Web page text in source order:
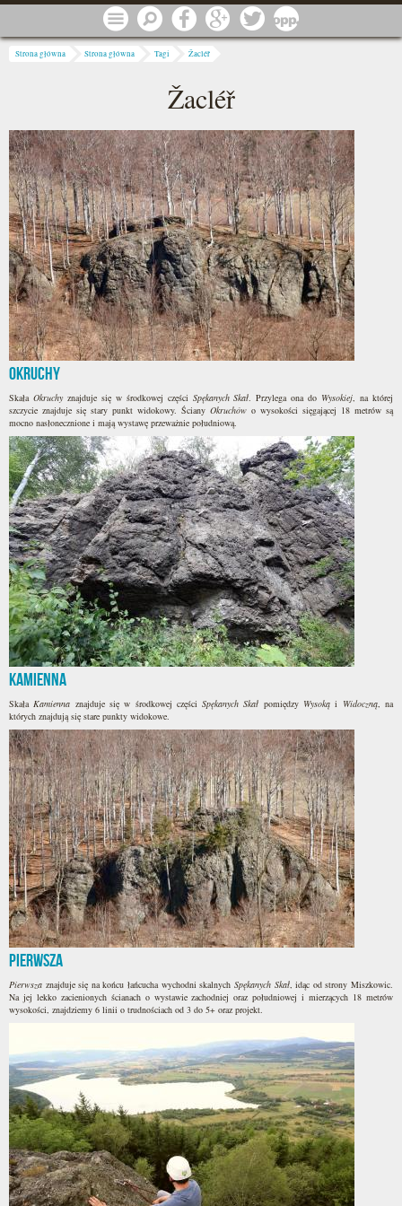
Przejdź do treści Menu Szukaj Facebook Google Twitter
Jesteś tutaj
Strona główna Strona główna Tagi Žacléř
Žacléř
Okruchy
Skała Okruchy znajduje się w środkowej części Spękanych Skał. Przylega ona do Wysokiej, na której
szczycie znajduje się stary punkt widokowy. Ściany Okruchów o wysokości sięgającej 18 metrów są
mocno nasłonecznione i mają wystawę przeważnie południową.
Kamienna
SkałaKamienna znajduje się w środkowej częściSpękanych Skał pomiędzy Wysokąi Widoczną, na
których znajdują się stare punkty widokowe.
Pierwsza
Pierwsza znajduje się na końcu łańcucha wychodni skalnych Spękanych Skał, idąc od strony Miszkowic.
Na jej lekko zacienionych ścianach o wystawie zachodniej oraz południowej i mierzących 18 metrów
wysokości, znajdziemy 6 linii o trudnościach od 3 do 5+ oraz projekt.